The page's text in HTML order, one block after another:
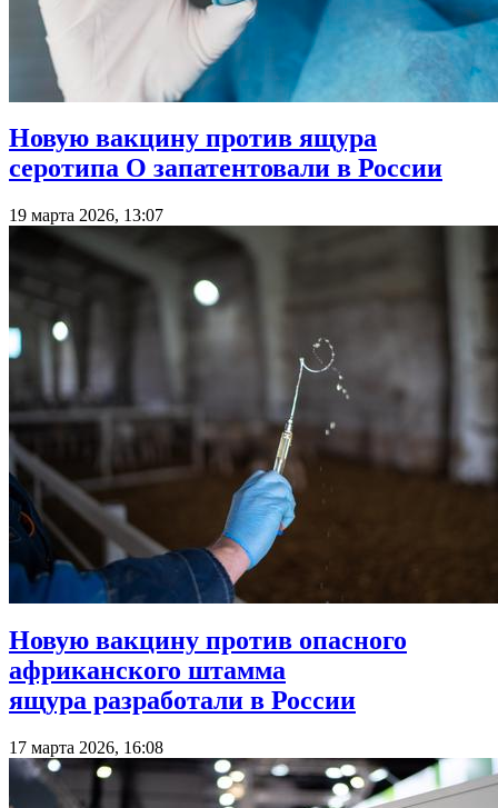
Новую вакцину против ящура
серотипа O запатентовали в России
19 марта 2026, 13:07
Новую вакцину против опасного
африканского штамма
ящура разработали в России
17 марта 2026, 16:08